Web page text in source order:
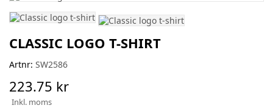
CLASSIC LOGO T-SHIRT
Artnr: SW2586
223.75 kr
Inkl. moms